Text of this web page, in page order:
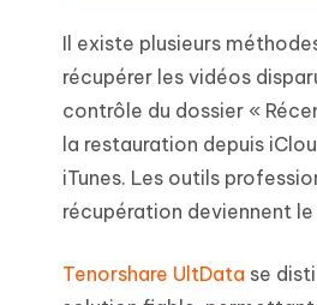
Il existe plusieurs
récupérer les vidéos
contrôle du dossier «
la restauration depuis
iTunes. Les outils
récupération deviennent
Tenorshare UltData se